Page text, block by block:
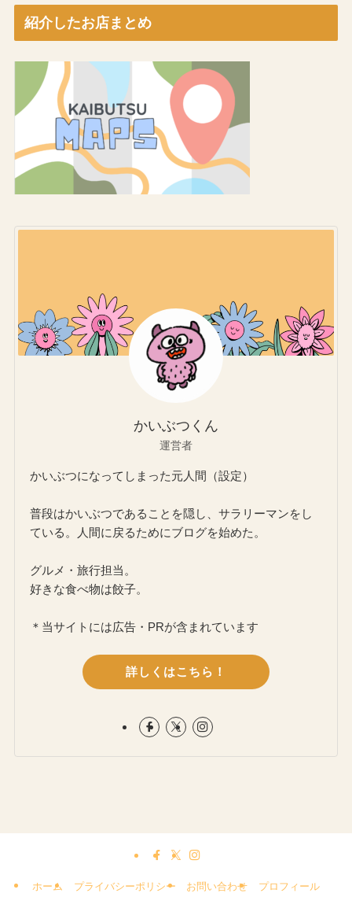
紹介したお店まとめ
かいぶつくん
運営者
かいぶつになってしまった元人間（設定）
普段はかいぶつであることを隠し、サラリーマンをし
ている。人間に戻るためにブログを始めた。
グルメ・旅行担当。
好きな食べ物は餃子。
＊当サイトには広告・PRが含まれています
詳しくはこちら！
ホーム プライバシーポリシー お問い合わせ プロフィール